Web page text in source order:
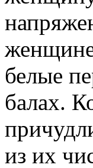
белые
балах.
из их